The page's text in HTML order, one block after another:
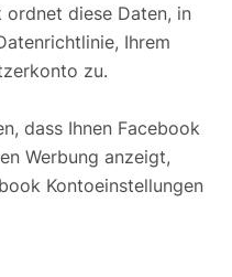
ordnet diese Daten, in
Ihrem
zu.
dass Ihnen Facebook
Werbung anzeigt,
Kontoeinstellungen